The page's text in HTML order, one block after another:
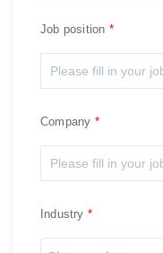
Job position
Company
Industry